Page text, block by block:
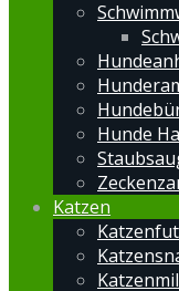
Hunde
Katzen